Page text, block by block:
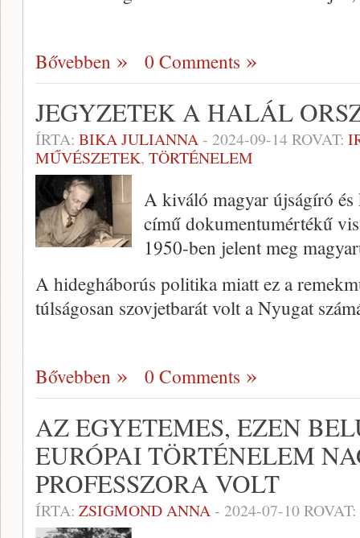
Bővebben 0 Comments
JEGYZETEK A HALÁL
ÍRTA: BIKA JULIANNA- 2024-09-14ROVAT:
MŰVÉSZETEK, TÖRTÉNELEM
A kiváló magyar újságíró
című dokumentumértékű
1950-ben jelent meg
A hidegháborús politika miatt ez a
túlságosan szovjetbarát volt a Nyugat
Bővebben 0 Comments
AZ EGYETEMES, EZEN
EURÓPAI TÖRTÉNELEM
PROFESSZORA VOLT
ÍRTA: ZSIGMOND ANNA- 2024-07-10ROVAT: